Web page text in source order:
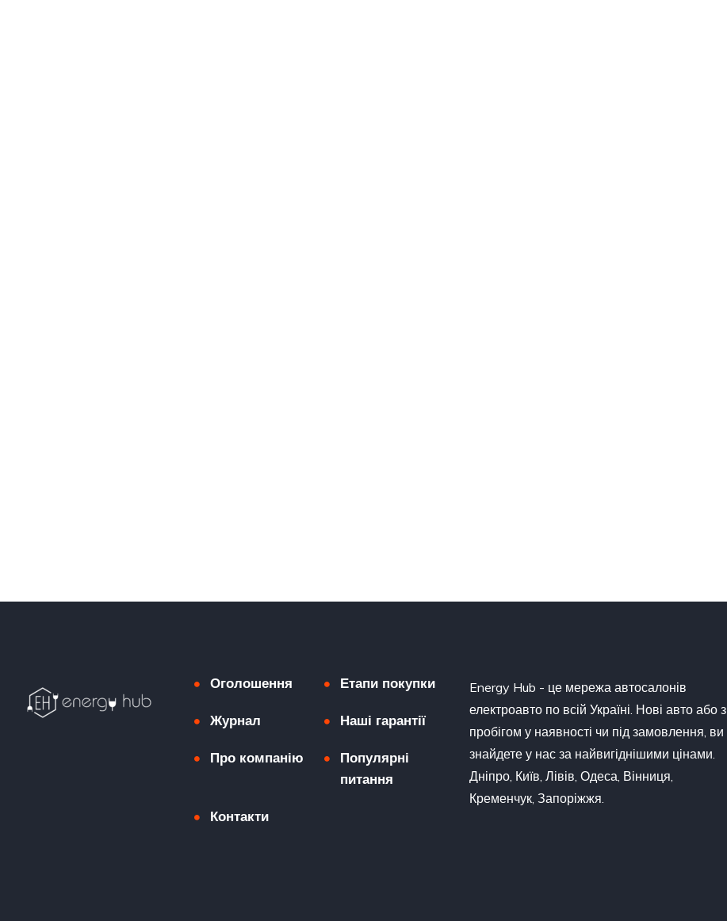
Оголошення Етапи покупки
Журнал Наші гарантії
Про компанію
Популярні
питання
Контакти
Energy Hub - це мережа автосалонів
електроавто по всій Україні. Нові авто або з
пробігом у наявності чи під замовлення, ви
знайдете у нас за найвигіднішими цінами.
Дніпро, Київ, Лівів, Одеса, Вінниця,
Кременчук, Запоріжжя.